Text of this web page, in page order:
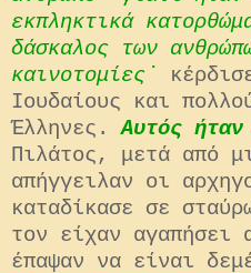
εκπληκτικά
δάσκαλος των
καινοτομίες˙
Ιουδαίους και
Έλληνες.Αυτός
Πιλάτος, μετά από
απήγγειλαν οι
καταδίκασε σε
τον είχαν αγαπήσει
έπαψαν να είναι